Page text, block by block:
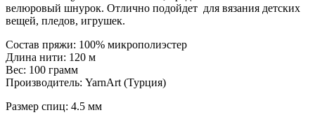
велюровый шнурок. Отлично подойдет для вязания детских
вещей, пледов, игрушек.
Состав пряжи: 100% микрополиэстер
Длина нити: 120 м
Вес: 100 грамм
Производитель: YarnArt (Турция)
Размер спиц: 4.5 мм